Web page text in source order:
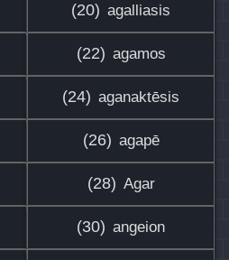
(20) agalliasis
(22) agamos
(24) aganaktēsis
(26) agapē
(28) Agar
(30) angeion